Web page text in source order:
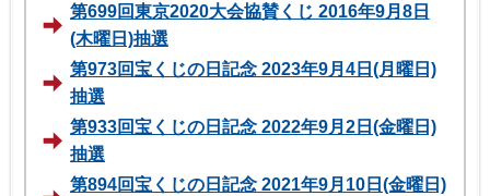
第699回東京2020大会協賛くじ 2016年9月8日
(木曜日)抽選
第973回宝くじの日記念 2023年9月4日(月曜日)
抽選
第933回宝くじの日記念 2022年9月2日(金曜日)
抽選
第894回宝くじの日記念 2021年9月10日(金曜日)